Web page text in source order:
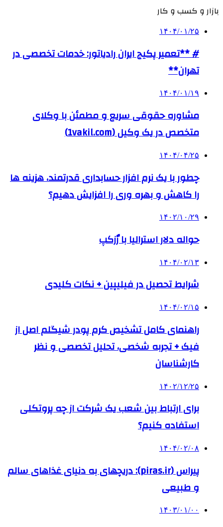
بازار و کسب و کار
۱۴۰۴/۰۱/۲۵
# **تعمیر پکیج ایران رادیاتور: خدمات تخصصی در
تهران**
۱۴۰۴/۰۱/۱۹
مشاوره حقوقی سریع و مطمئن با وکلای
متخصص در یک وکیل (1vakil.com)
۱۴۰۴/۰۴/۲۵
چطور با یک نرم افزار حسابداری قدرتمند، هزینه ها
را کاهش و بهره وری را افزایش دهیم؟
۱۴۰۲/۱۰/۲۹
حواله دلار استرالیا با رٌزکپ
۱۴۰۴/۰۲/۱۳
شرایط تحصیل در فیلیپین + نکات کلیدی
۱۴۰۴/۰۲/۱۵
راهنمای کامل تشخیص کرم پودر شیگلم اصل از
فیک + تجربه شخصی، تحلیل تخصصی و نظر
کارشناسان
۱۴۰۲/۱۲/۲۵
برای ارتباط بین شعب یک شرکت از چه پروتکلی
استفاده کنیم؟
۱۴۰۴/۰۲/۰۸
پیراس (piras.ir): دریچهای به دنیای غذاهای سالم
و طبیعی
۱۴۰۳/۰۱/۰۰